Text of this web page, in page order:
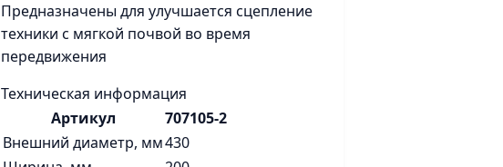
Предназначены для улучшается сцепление
техники с мягкой почвой во время
передвижения
Техническая информация
Артикул
707105-2
Внешний диаметр, мм430